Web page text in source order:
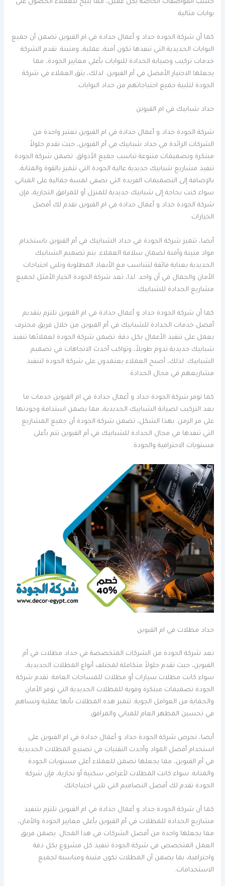
حسب المواصفات الخاصة بكل عميل، مما يتيح للعملاء الحصول على
بوابات مثالية.
كما أن شركة الجودة حداد و أعمال حدادة في ام القيوين تضمن أن جميع
البوابات الحديدية التي تنفذها تكون آمنة، عملية، ومتينة. تقدم الشركة
خدمات تركيب وصيانة الحدادة للبوابات بأعلى معايير الجودة، مما
يجعلها الاختيار الأفضل في أم القيوين. لذلك، يثق العملاء في شركة
الجودة لتلبية جميع احتياجاتهم من حداد البوابات.
حداد شبابيك في ام القيوين
شركة الجودة حداد و أعمال حدادة في ام القيوين تعتبر واحدة من
الشركات الرائدة في حداد شبابيك في أم القيوين، حيث تقدم حلولاً
مبتكرة وتصميمات متنوعة تناسب جميع الأذواق. تضمن شركة الجودة
تنفيذ مشاريع شبابيك حديدية عالية الجودة التي تتميز بالقوة والمتانة،
بالإضافة إلى التصميمات الفريدة التي تضفي لمسة جمالية على المباني.
سواء كنت بحاجة إلى شبابيك حديدية للمنزل أو للمرافق التجارية، فإن
شركة الجودة حداد و أعمال حدادة في ام القيوين تقدم لك أفضل
الخيارات.
أيضا، تتميز شركة الجودة في حداد الشبابيك في أم القيوين باستخدام
مواد متينة وآمنة لضمان سلامة العملاء. يتم تصميم الشبابيك
الحديدية بعناية فائقة لتتناسب مع الأبعاد المطلوبة وتلبي احتياجات
الأمان والجمال في آن واحد. لذا، تعد شركة الجودة الخيار الأمثل لجميع
مشاريع الحدادة للشبابيك.
كما أن شركة الجودة حداد و أعمال حدادة في ام القيوين تلتزم بتقديم
أفضل خدمات الحدادة للشبابيك في أم القيوين من خلال فريق محترف
يعمل على تنفيذ الأعمال بكل دقة. تضمن شركة الجودة لعملائها تنفيذ
شبابيك حديدية تدوم طويلاً، وتواكب أحدث الاتجاهات في تصميم
الشبابيك. لذلك، أصبح العملاء يعتمدون على شركة الجودة لتنفيذ
مشاريعهم في مجال الحدادة.
كما توفر شركة الجودة حداد و أعمال حدادة في ام القيوين خدمات ما
بعد التركيب لصيانة الشبابيك الحديدية، مما يضمن استدامة وجودتها
على مر الزمن. بهذا الشكل، تضمن شركة الجودة أن جميع المشاريع
التي تنفذها في مجال الحدادة للشبابيك في أم القيوين تتم بأعلى
مستويات الاحترافية والجودة.
حداد مظلات في ام القيوين
تعد شركة الجودة من الشركات المتخصصة في حداد مظلات في أم
القيوين، حيث تقدم حلولاً متكاملة لمختلف أنواع المظلات الحديدية،
سواء كانت مظلات سيارات أو مظلات للمساحات العامة. تقدم شركة
الجودة تصميمات مبتكرة وقوية للمظلات الحديدية التي توفر الأمان
والحماية من العوامل الجوية. تتميز هذه المظلات بأنها عملية وتساهم
في تحسين المظهر العام للمباني والمرافق.
أيضا، تحرص شركة الجودة حداد و أعمال حدادة في ام القيوين على
استخدام أفضل المواد وأحدث التقنيات في تصنيع المظلات الحديدية
في أم القيوين، مما يجعلها تضمن للعملاء أعلى مستويات الجودة
والمتانة. سواء كانت المظلات لأغراض سكنية أو تجارية، فإن شركة
الجودة تقدم لك أفضل التصاميم التي تلبي احتياجاتك.
كما أن شركة الجودة حداد و أعمال حدادة في ام القيوين تلتزم بتنفيذ
مشاريع الحدادة للمظلات في أم القيوين بأعلى معايير الجودة والأمان،
مما يجعلها واحدة من أفضل الشركات في هذا المجال. يضمن فريق
العمل المتخصص في شركة الجودة تنفيذ كل مشروع بكل دقة
واحترافية، بما يضمن أن المظلات تكون متينة ومناسبة لجميع
الاستخدامات.